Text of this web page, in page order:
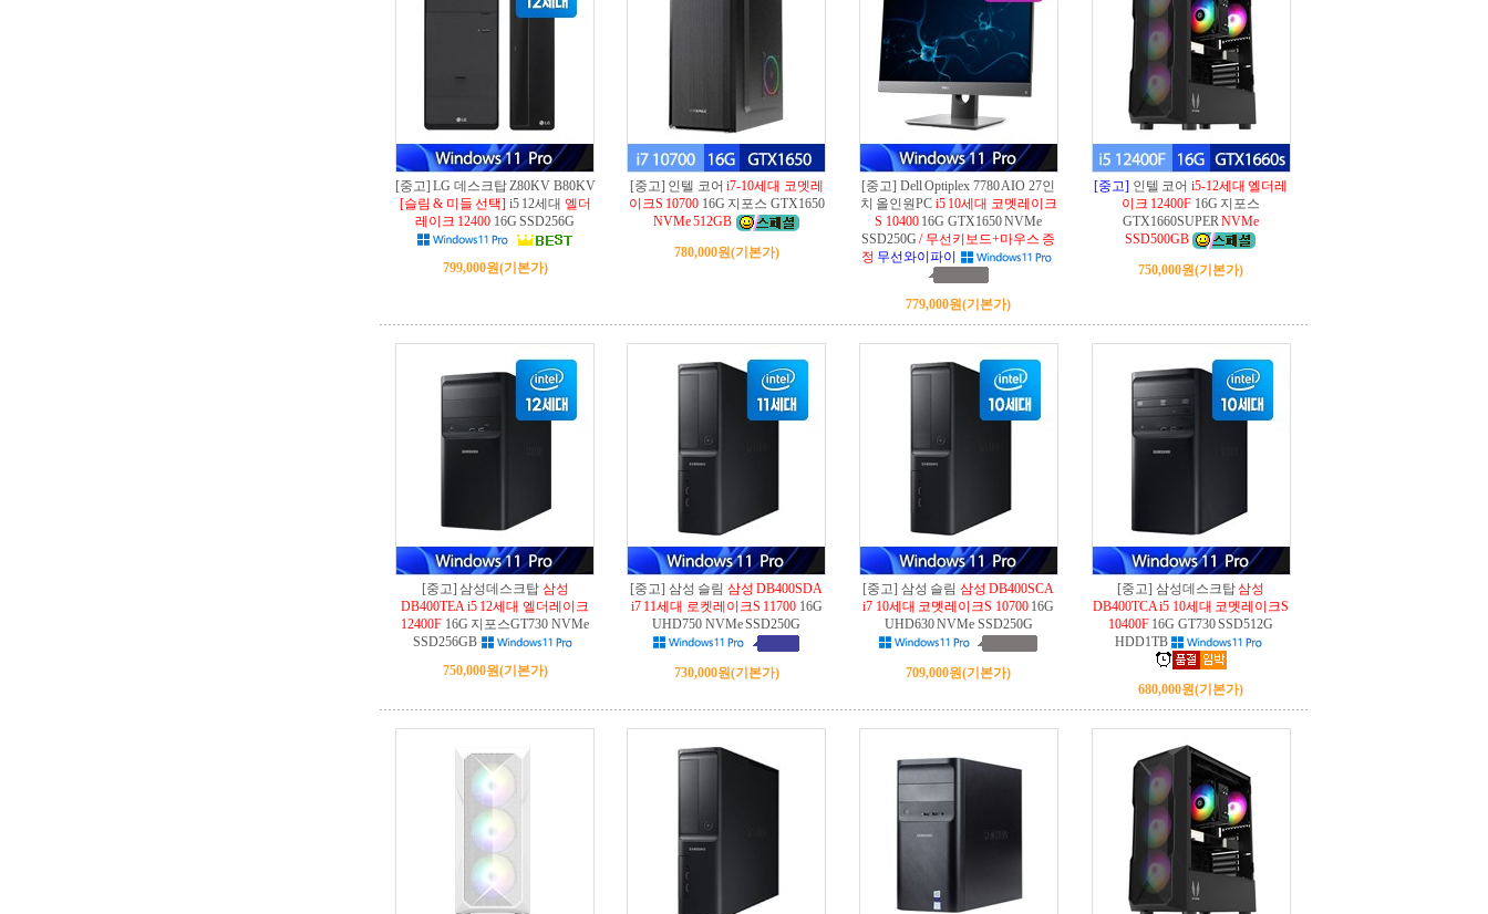
[중고] LG 데스크탑 Z80KV B80KV
[슬림 & 미들 선택] i5 12세대 엘더
레이크 12400 16G SSD256G
799,000원(기본가)
[중고] 인텔 코어 i7-10세대 코멧레
이크S 10700 16G 지포스 GTX1650
NVMe 512GB
780,000원(기본가)
[중고] Dell Optiplex 7780 AIO 27인
치 올인원PC i5 10세대 코멧레이크
S 1040016G GTX1650 NVMe
SSD250G/ 무선키보드+마우스 증
정 무선와이파이
779,000원(기본가)
[중고] 인텔 코어 i5-12세대 엘더레
이크 12400F 16G 지포스
GTX1660SUPERNVMe
SSD500GB
750,000원(기본가)
[중고] 삼성데스크탑 삼성
DB400TEA i5 12세대 엘더레이크
12400F 16G 지포스GT730 NVMe
SSD256GB
750,000원(기본가)
[중고] 삼성 슬림 삼성 DB400SDA
i7 11세대 로켓레이크S 11700 16G
UHD750 NVMe SSD250G
730,000원(기본가)
[중고] 삼성 슬림 삼성 DB400SCA
i7 10세대 코멧레이크S 1070016G
UHD630 NVMe SSD250G
709,000원(기본가)
[중고] 삼성데스크탑삼성
DB400TCA i5 10세대 코멧레이크S
10400F16G GT730 SSD512G
HDD1TB
680,000원(기본가)